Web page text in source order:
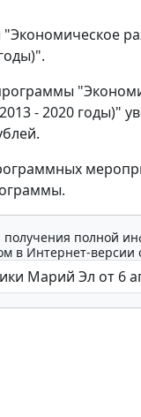
- 2020 годы)"
получения полной
в Интернет-версии